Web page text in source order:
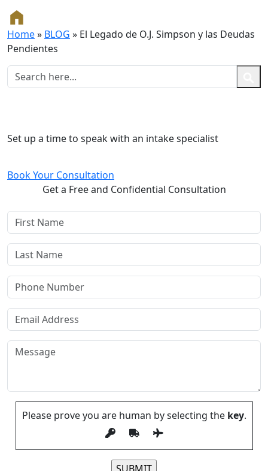
Home» BLOG » El Legado de O.J. Simpson y las Deudas
Pendientes
Set up a time to speak with an intake specialist
Book Your Consultation
Get a Free and Confidential Consultation
Please prove you are human by selecting thekey.